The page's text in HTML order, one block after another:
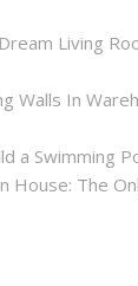
Living
Walls In
a Swimming
House: The